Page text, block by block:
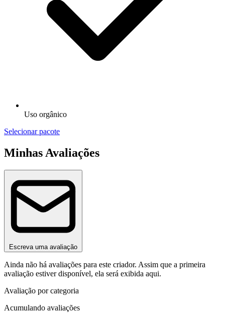
Uso orgânico
Selecionar pacote
Minhas Avaliações
Escreva uma avaliação
Ainda não há avaliações para este criador. Assim que a primeira
avaliação estiver disponível, ela será exibida aqui.
Avaliação por categoria
Acumulando avaliações